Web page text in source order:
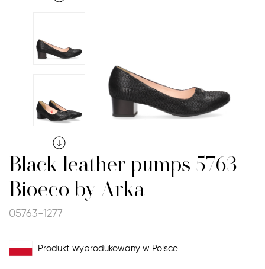
Black leather pumps 5763
Bioeco by Arka
05763-1277
Produkt wyprodukowany w Polsce